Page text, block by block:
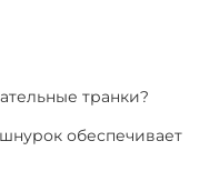
транки?
обеспечивает